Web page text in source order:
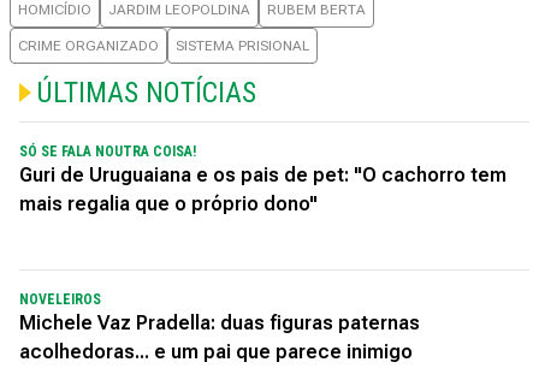
HOMICÍDIO JARDIM LEOPOLDINA RUBEM BERTA
CRIME ORGANIZADO SISTEMA PRISIONAL
ÚLTIMAS NOTÍCIAS
SÓ SE FALA NOUTRA COISA!
Guri de Uruguaiana e os pais de pet: "O cachorro tem
mais regalia que o próprio dono"
NOVELEIROS
Michele Vaz Pradella: duas figuras paternas
acolhedoras... e um pai que parece inimigo